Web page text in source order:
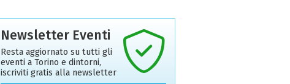
Newsletter Eventi
Resta aggiornato su tutti gli
eventi a Torino e dintorni,
iscriviti gratis alla newsletter